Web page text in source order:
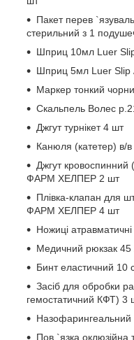
Пакет перев
стерильний з 1
Шприц 10мл Luer
Шприц 5мл Luer
Маркер тонкий
Скальпель Волес
Джгут турнікет 4 шт
Канюля (катетер) в/
Джгут кровоспинний
ФАРМ ХЕЛПЕР 2 шт
Плівка-клапан для
ФАРМ ХЕЛПЕР 4 шт
Ножиці
Медичний рюкзак
Бинт еластичний 10
Засіб для обробки
гемостатичний КФТ) 3
Назофарингеальний
Пов `язка оклюзійна